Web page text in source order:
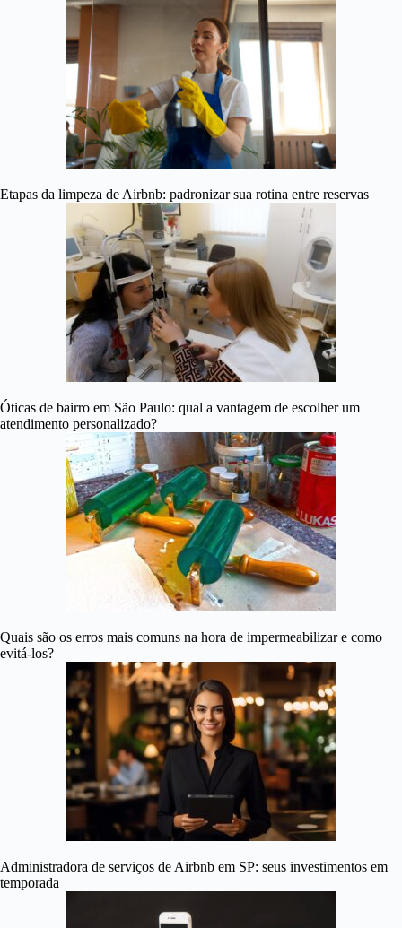
Etapas da limpeza de Airbnb: padronizar sua rotina entre reservas
Óticas de bairro em São Paulo: qual a vantagem de escolher um
atendimento personalizado?
Quais são os erros mais comuns na hora de impermeabilizar e como
evitá-los?
Administradora de serviços de Airbnb em SP: seus investimentos em
temporada